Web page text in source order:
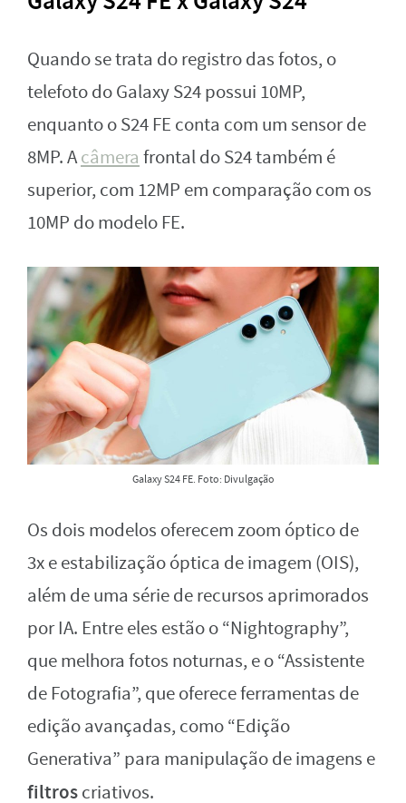
Quando se trata do registro das fotos, o
telefoto do Galaxy S24 possui 10MP,
enquanto o S24 FE conta com um sensor de
8MP. Acâmera frontal do S24 também é
superior, com 12MP em comparação com os
10MP do modelo FE.
Galaxy S24 FE. Foto: Divulgação
Os dois modelos oferecem zoom óptico de
3x e estabilização óptica de imagem (OIS),
além de uma série de recursos aprimorados
por IA. Entre eles estão o “Nightography”,
que melhora fotos noturnas, e o “Assistente
de Fotografia”, que oferece ferramentas de
edição avançadas, como “Edição
Generativa” para manipulação de imagens e
filtroscriativos.